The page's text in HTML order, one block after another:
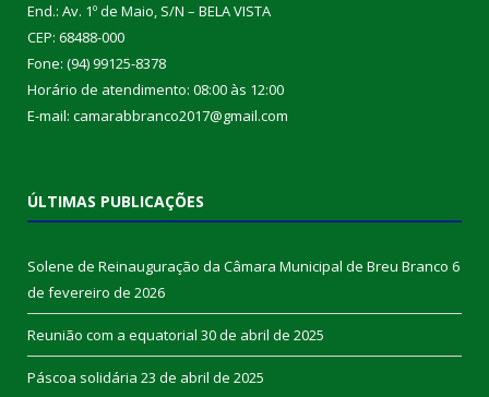
End.: Av. 1º de Maio, S/N – BELA VISTA
CEP: 68488-000
Fone: (94) 99125-8378
Horário de atendimento: 08:00 às 12:00
E-mail: camarabbranco2017@gmail.com
ÚLTIMAS PUBLICAÇÕES
Solene de Reinauguração da Câmara Municipal de Breu Branco 6
de fevereiro de 2026
Reunião com a equatorial 30 de abril de 2025
Páscoa solidária 23 de abril de 2025